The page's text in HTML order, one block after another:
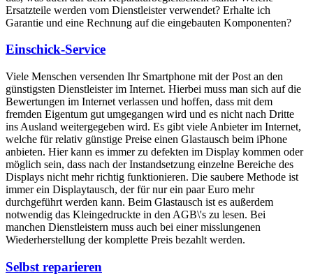
Ersatzteile werden vom Dienstleister verwendet? Erhalte ich
Garantie und eine Rechnung auf die eingebauten Komponenten?
Einschick-Service
Viele Menschen versenden Ihr Smartphone mit der Post an den
günstigsten Dienstleister im Internet. Hierbei muss man sich auf die
Bewertungen im Internet verlassen und hoffen, dass mit dem
fremden Eigentum gut umgegangen wird und es nicht nach Dritte
ins Ausland weitergegeben wird. Es gibt viele Anbieter im Internet,
welche für relativ günstige Preise einen Glastausch beim iPhone
anbieten. Hier kann es immer zu defekten im Display kommen oder
möglich sein, dass nach der Instandsetzung einzelne Bereiche des
Displays nicht mehr richtig funktionieren. Die saubere Methode ist
immer ein Displaytausch, der für nur ein paar Euro mehr
durchgeführt werden kann. Beim Glastausch ist es außerdem
notwendig das Kleingedruckte in den AGB\'s zu lesen. Bei
manchen Dienstleistern muss auch bei einer misslungenen
Wiederherstellung der komplette Preis bezahlt werden.
Selbst reparieren